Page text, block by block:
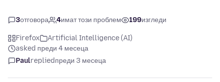
3отговора 4имат този проблем 199изгледи
Firefox
Artificial Intelligence (AI)
asked преди 4 месеца
Paulrepliedпреди 3 месеца